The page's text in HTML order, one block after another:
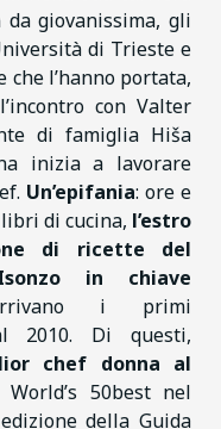
da giovanissima, gli
di Trieste e
l’hanno portata,
con Valter
di famiglia Hiša
inizia a lavorare
Un’epifania: ore e
di cucina, l’estro
di ricette del
in chiave
i primi
2010. Di questi,
chef donna al
50best nel
della Guida